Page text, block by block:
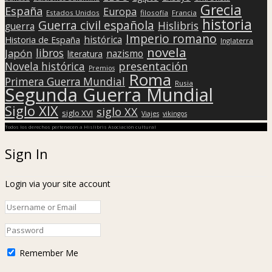
España Estados Unidos Europa filosofía Francia Grecia
guerra Guerra civil española Hislibris historia
Historia de España histórica Imperio romano Inglaterra
Japón libros literatura nazismo novela
Novela histórica Premios presentación
Primera Guerra Mundial Roma Rusia
Segunda Guerra Mundial
Siglo XIX siglo XVI siglo XX Viajes vikingos
Todos los derechos pertenecen a Hislibris Asociación cultural
Sign In
Login via your site account
Remember Me